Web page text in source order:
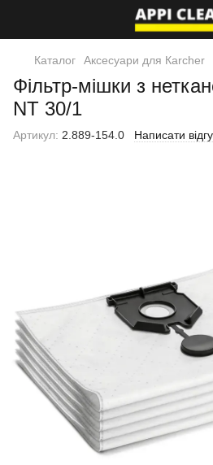
Каталог Аксесуари для Кarcher
Фільтр-мішки з
NT 30/1
Артикул: 2.889-154.0 Написати